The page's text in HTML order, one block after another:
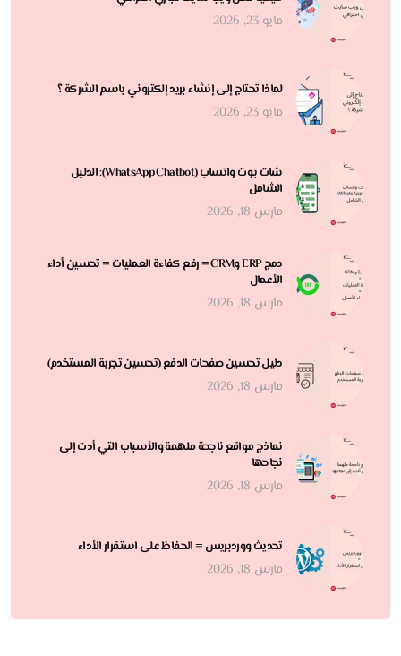
مايو 23, 2026
لماذا تحتاج إلى إنشاء بريد إلكتروني باسم الشركة ؟
مايو 23, 2026
شات بوت واتساب (WhatsApp Chatbot): الدليل
الشامل
مارس 18, 2026
دمج ERP وCRM = رفع كفاءة العمليات = تحسين أداء
الأعمال
مارس 18, 2026
دليل تحسين صفحات الدفع (تحسين تجربة المستخدم)
مارس 18, 2026
نماذج مواقع ناجحة ملهمة والأسباب التي أدت إلى
نجاحها
مارس 18, 2026
تحديث ووردبريس = الحفاظ على استقرار الأداء
مارس 18, 2026